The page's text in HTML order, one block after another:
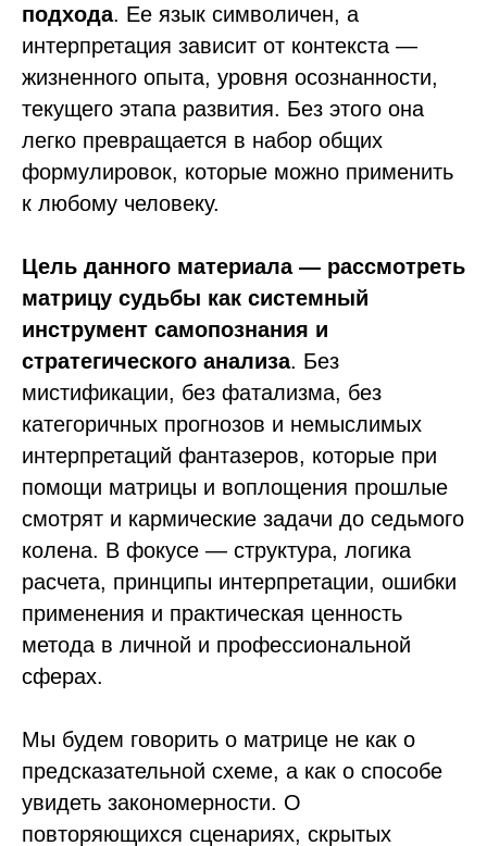
подхода. Ее язык символичен, а
интерпретация зависит от контекста —
жизненного опыта, уровня осознанности,
текущего этапа развития. Без этого она
легко превращается в набор общих
формулировок, которые можно применить
к любому человеку.
Цель данного материала — рассмотреть
матрицу судьбы как системный
инструмент самопознания и
стратегического анализа. Без
мистификации, без фатализма, без
категоричных прогнозов и немыслимых
интерпретаций фантазеров, которые при
помощи матрицы и воплощения прошлые
смотрят и кармические задачи до седьмого
колена. В фокусе — структура, логика
расчета, принципы интерпретации, ошибки
применения и практическая ценность
метода в личной и профессиональной
сферах.
Мы будем говорить о матрице не как о
предсказательной схеме, а как о способе
увидеть закономерности. О
повторяющихся сценариях, скрытых